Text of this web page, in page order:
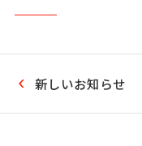
新しいお知らせ